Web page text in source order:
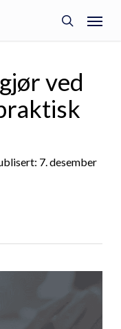
search
Menu
ved
7. desember